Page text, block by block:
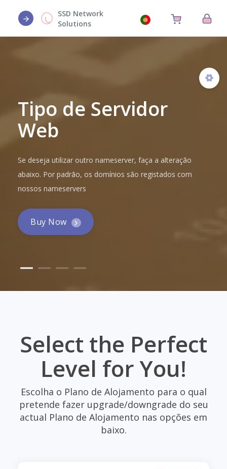
SSD Network
Solutions
Tipo de Servidor
Web
Se deseja utilizar outro nameserver, faça a alteração
abaixo. Por padrão, os domínios são registados com
nossos nameservers
Buy Now
Select the Perfect
Level for You!
Escolha o Plano de Alojamento para o qual
pretende fazer upgrade/downgrade do seu
actual Plano de Alojamento nas opções em
baixo.